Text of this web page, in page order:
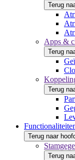
Terug
Apps &
Terug
Terug
Terug naar
Terug